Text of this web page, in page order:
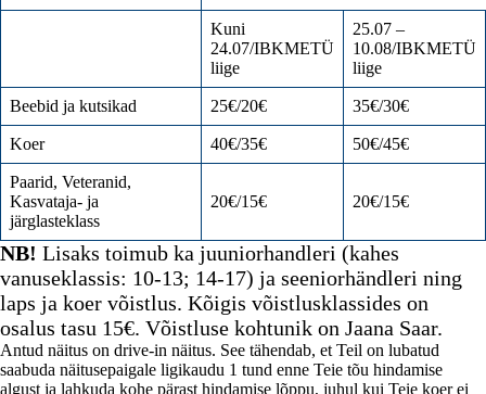
Kuni
24.07/IBKMETÜ
liige
25.07 –
10.08/IBKMETÜ
liige
Beebid ja kutsikad 25€/20€ 35€/30€
Koer 40€/35€ 50€/45€
Paarid, Veteranid,
Kasvataja- ja
järglasteklass
20€/15€ 20€/15€
NB! Lisaks toimub ka juuniorhandleri (kahes
vanuseklassis: 10-13; 14-17) ja seeniorhändleri ning
laps ja koer võistlus. Kõigis võistlusklassides on
osalus tasu 15€. Võistluse kohtunik on Jaana Saar.
Antud näitus on drive-in näitus. See tähendab, et Teil on lubatud
saabuda näitusepaigale ligikaudu 1 tund enne Teie tõu hindamise
algust ja lahkuda kohe pärast hindamise lõppu, juhul kui Teie koer ei